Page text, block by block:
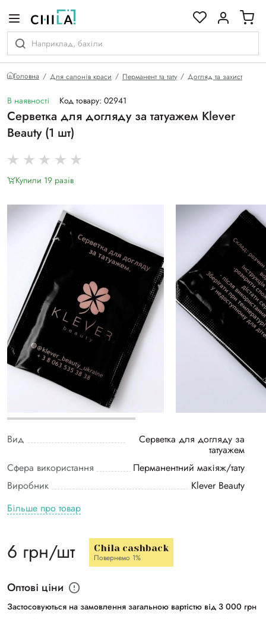
Головна Для салонів краси Перманент та тату Догляд та захист
В наявності Код товару: 02941
Серветка для догляду за татуажем Klever
Beauty (1 шт)
Купили 19 разiв
Вид Серветка для догляду за
татуажем
Сфера використання
Перманентний макіяж/тату
Виробник
Klever Beauty
Більше про товар
6 грн/шт Chila cashback
Повернемо 1%
Оптові ціни
Застосовуються на замовлення загальною вартістю від 3 000 грн
гамі